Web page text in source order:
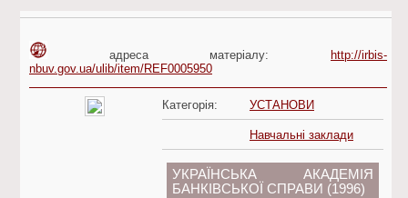
адреса матеріалу: http://irbis-
nbuv.gov.ua/ulib/item/REF0005950
Категорія: УСТАНОВИ
Навчальні заклади
УКРАЇНСЬКА АКАДЕМІЯ
БАНКІВСЬКОЇ СПРАВИ (1996)